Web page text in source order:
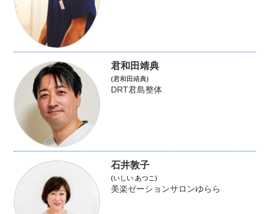
君和田靖典
(君和田靖典)
DRT君島整体
石井敦子
(いしい あつこ)
美楽ゼーションサロンゆらら